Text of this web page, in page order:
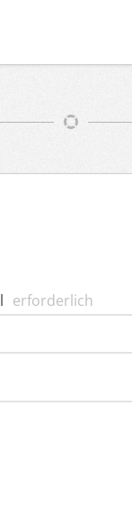
erforderlich